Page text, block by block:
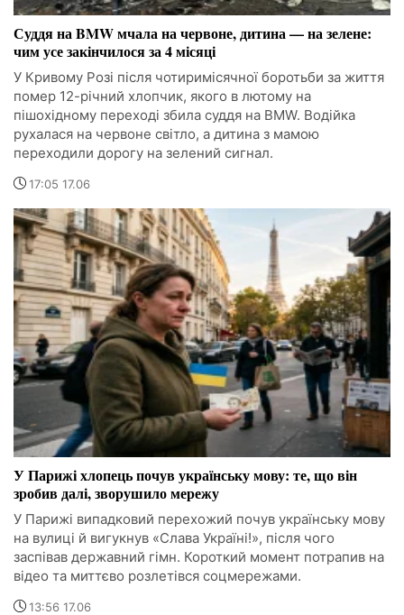
Суддя на BMW мчала на червоне, дитина — на зелене:
чим усе закінчилося за 4 місяці
У Кривому Розі після чотиримісячної боротьби за життя
помер 12-річний хлопчик, якого в лютому на
пішохідному переході збила суддя на BMW. Водійка
рухалася на червоне світло, а дитина з мамою
переходили дорогу на зелений сигнал.
17:05 17.06
У Парижі хлопець почув українську мову: те, що він
зробив далі, зворушило мережу
У Парижі випадковий перехожий почув українську мову
на вулиці й вигукнув «Слава Україні!», після чого
заспівав державний гімн. Короткий момент потрапив на
відео та миттєво розлетівся соцмережами.
13:56 17.06